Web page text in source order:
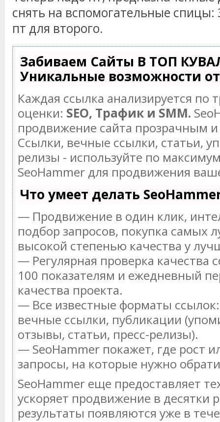
снять на вспомогательные спицы:
пт для второго.
Забиваем Сайты В ТОП
Уникальные возможности
Каждая ссылка анализируется по
оценки: SEO, Трафик и SMM.
продвижение сайта прозрачным
Ссылки, вечные ссылки, статьи,
релизы - используйте по
SeoHammer для продвижения
Что умеет делать
— Продвижение в один клик,
подбор запросов, покупка самых
высокой степенью качества у
— Регулярная проверка качества
100 показателям и ежедневный
качества проекта.
— Все известные форматы
вечные ссылки, публикации
отзывы, статьи, пресс-релизы).
— SeoHammer покажет, где рост
запросы, на которые нужно
SeoHammer еще предоставляет
ускоряет продвижение в десятки
результаты появляются уже в